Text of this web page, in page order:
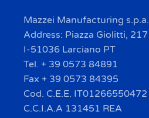
Mazzei Manufacturing s.p.a.
Address: Piazza Giolitti, 217
I-51036 Larciano PT
Tel. + 39 0573 84891
Fax + 39 0573 84395
Cod. C.E.E. IT01266550472
C.C.I.A.A 131451 REA